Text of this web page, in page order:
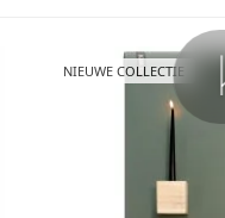
NIEUWE COLLECTIE